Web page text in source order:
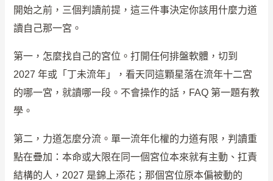
開始之前，三個判讀前提，這三件事決定你該用什麼力道
讀自己那一宮。
第一，怎麼找自己的宮位。打開任何排盤軟體，切到
2027 年或「丁未流年」，看天同這顆星落在流年十二宮
的哪一宮，就讀哪一段。不會操作的話，FAQ 第一題有教
學。
第二，力道怎麼分流。單一流年化權的力道有限，判讀重
點在疊加：本命或大限在同一個宮位本來就有主動、扛責
結構的人，2027 是錦上添花；那個宮位原本偏被動的